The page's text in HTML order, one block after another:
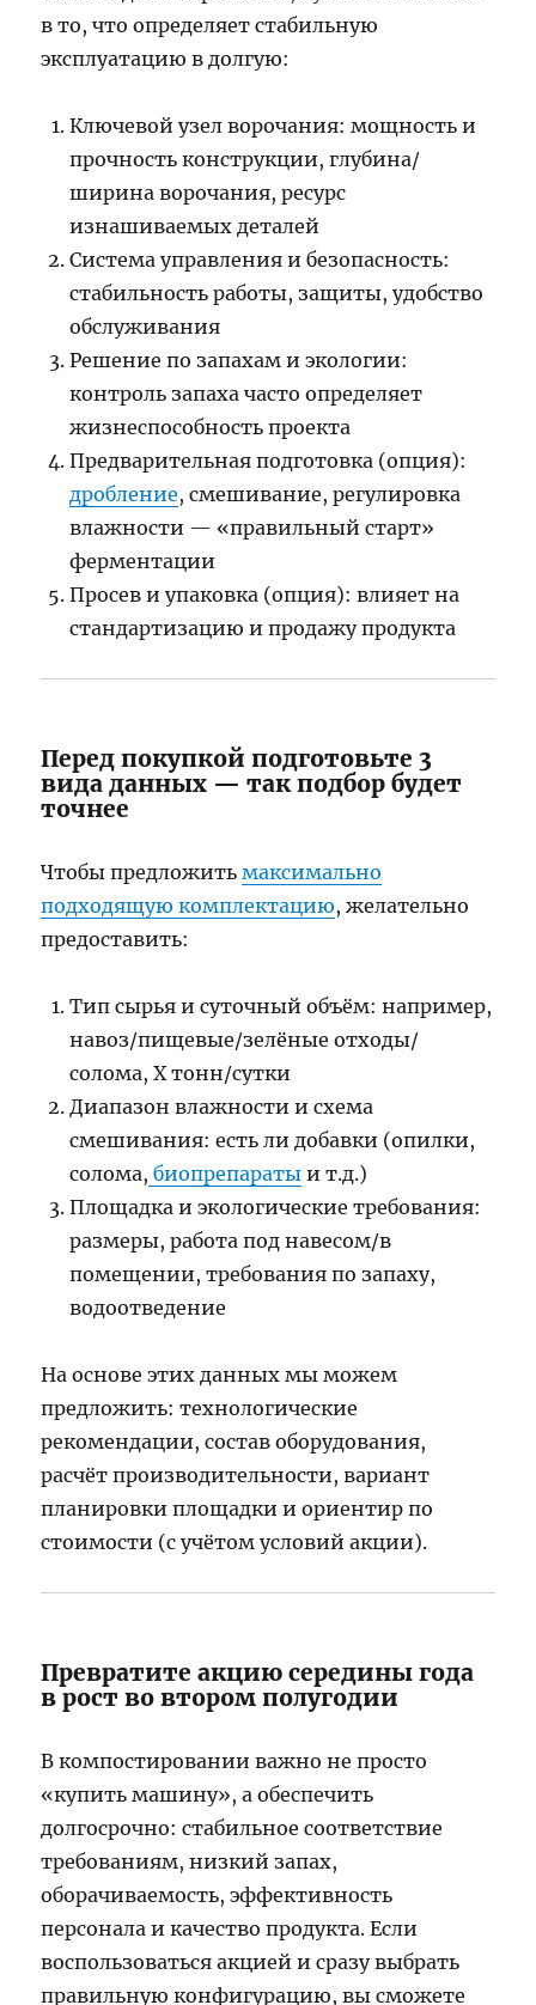
в то, что определяет стабильную
эксплуатацию в долгую:
Ключевой узел ворочания: мощность и
прочность конструкции, глубина/
ширина ворочания, ресурс
изнашиваемых деталей
Система управления и безопасность:
стабильность работы, защиты, удобство
обслуживания
Решение по запахам и экологии:
контроль запаха часто определяет
жизнеспособность проекта
Предварительная подготовка (опция):
дробление, смешивание, регулировка
влажности — «правильный старт»
ферментации
Просев и упаковка (опция): влияет на
стандартизацию и продажу продукта
Перед покупкой подготовьте 3
вида данных — так подбор будет
точнее
Чтобы предложитьмаксимально
подходящую комплектацию, желательно
предоставить:
Тип сырья и суточный объём: например,
навоз/пищевые/зелёные отходы/
солома, X тонн/сутки
Диапазон влажности и схема
смешивания: есть ли добавки (опилки,
солома, биопрепараты и т.д.)
Площадка и экологические требования:
размеры, работа под навесом/в
помещении, требования по запаху,
водоотведение
На основе этих данных мы можем
предложить: технологические
рекомендации, состав оборудования,
расчёт производительности, вариант
планировки площадки и ориентир по
стоимости (с учётом условий акции).
Превратите акцию середины года
в рост во втором полугодии
В компостировании важно не просто
«купить машину», а обеспечить
долгосрочно: стабильное соответствие
требованиям, низкий запах,
оборачиваемость, эффективность
персонала и качество продукта. Если
воспользоваться акцией и сразу выбрать
правильную конфигурацию, вы сможете